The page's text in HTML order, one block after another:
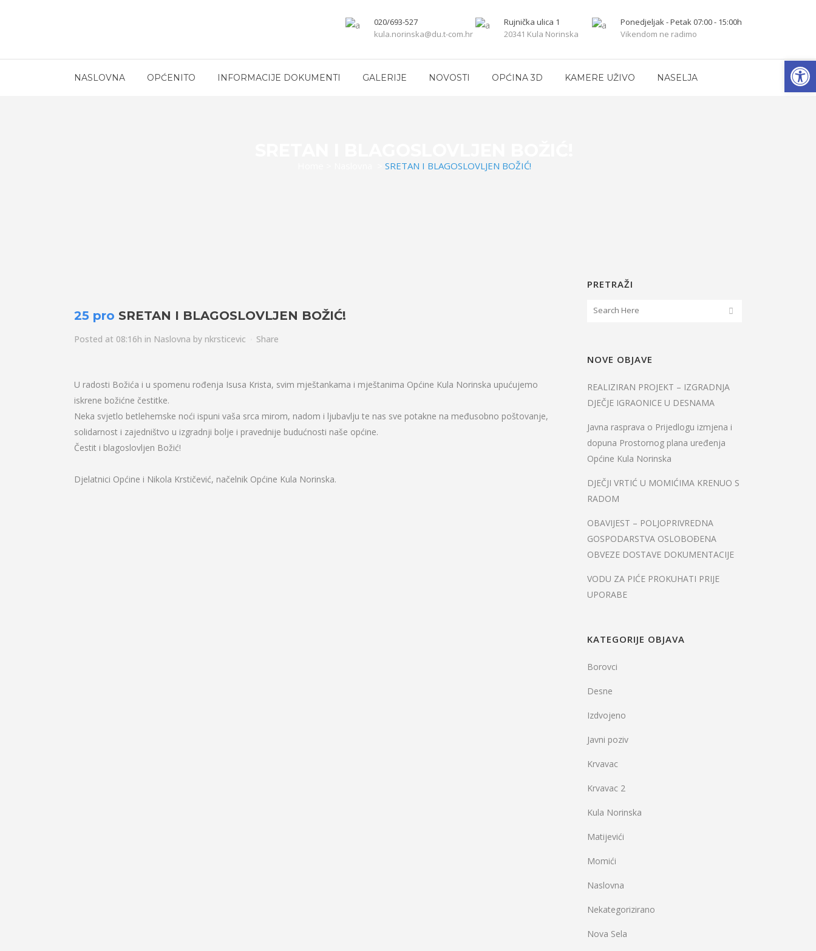
020/693-527
kula.norinska@du.t-com.hr
Rujnička ulica 1
20341 Kula Norinska
Ponedjeljak - Petak 07:00 - 15:00h
Vikendom ne radimo
NASLOVNA OPĆENITO INFORMACIJE DOKUMENTI GALERIJE NOVOSTI OPĆINA 3D KAMERE UŽIVO NASELJA
SRETAN I BLAGOSLOVLJEN BOŽIĆ!
25 pro SRETAN I BLAGOSLOVLJEN BOŽIĆ!
Posted at 08:16h in Naslovna by nkrsticevic Share
U radosti Božića i u spomenu rođenja Isusa Krista, svim mještankama i mještanima Općine Kula Norinska upućujemo
iskrene božićne čestitke.
Neka svjetlo betlehemske noći ispuni vaša srca mirom, nadom i ljubavlju te nas sve potakne na međusobno poštovanje,
solidarnost i zajedništvo u izgradnji bolje i pravednije budućnosti naše općine.
Čestit i blagoslovljen Božić!
Djelatnici Općine i Nikola Krstičević, načelnik Općine Kula Norinska.
PRETRAŽI
NOVE OBJAVE
REALIZIRAN PROJEKT – IZGRADNJA
DJEČJE IGRAONICE U DESNAMA
Javna rasprava o Prijedlogu izmjena i
dopuna Prostornog plana uređenja
Općine Kula Norinska
DJEČJI VRTIĆ U MOMIĆIMA KRENUO S
RADOM
OBAVIJEST – POLJOPRIVREDNA
GOSPODARSTVA OSLOBOĐENA
OBVEZE DOSTAVE DOKUMENTACIJE
VODU ZA PIĆE PROKUHATI PRIJE
UPORABE
KATEGORIJE OBJAVA
Borovci
Desne
Izdvojeno
Javni poziv
Krvavac
Krvavac 2
Kula Norinska
Matijevići
Momići
Naslovna
Nekategorizirano
Nova Sela